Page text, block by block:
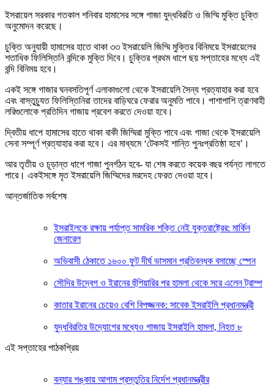
ইসরায়েল সরকার গতকাল শনিবার হামাসের সঙ্গে গাজা যুদ্ধবিরতি ও জিম্মি মুক্তি চুক্তি
অনুমোদন করেছে।
চুক্তি অনুযায়ী হামাসের হাতে থাকা ৩৩ ইসরায়েলি জিম্মি মুক্তির বিনিময়ে ইসরায়েলের
শতাধিক ফিলিস্তিনি বন্দিকে মুক্তি দিবে। চুক্তির প্রথম ধাপে ছয় সপ্তাহের মধ্যে এই
বন্দি বিনিময় হবে।
একই সঙ্গে গাজার ঘনবসতিপূর্ণ এলাকাগুলো থেকে ইসরায়েলি সৈন্য প্রত্যাহার করা হবে
এবং বাস্তুচ্যুত ফিলিস্তিনিরা তাদের বাড়িঘরে ফেরার অনুমতি পাবে। পাশাপাশি ত্রাণবাহী
লরিগুলোকে প্রতিদিন গাজায় প্রবেশ করতে দেওয়া হবে।
দ্বিতীয় ধাপে হামাসের হাতে থাকা বাকী জিম্মিরা মুক্তি পাবে এবং গাজা থেকে ইসরায়েলি
সেনা সম্পূর্ণ প্রত্যাহার করা হবে। এর মাধ্যমে ‘টেকসই শান্তি পুনঃপ্রতিষ্ঠা হবে’।
আর তৃতীয় ও চূড়ান্ত ধাপে গাজা পুনর্গঠন হবে- যা শেষ করতে কয়েক বছর পর্যন্ত লাগতে
পারে। একইসঙ্গে মৃত ইসরায়েলি জিম্মিদের মরদেহ ফেরত দেওয়া হবে।
আন্তর্জাতিক সর্বশেষ
ইসরাইলকে রক্ষায় পর্যাপ্ত সামরিক শক্তি নেই যুক্তরাষ্ট্রের: মার্কিন
জেনারেল
অভিবাসী ঠেকাতে ১৬০০ ফুট দীর্ঘ ভাসমান প্রতিবন্ধক বসাচ্ছে স্পেন
সৌদির উদ্বেগ ও ইরানের হুঁশিয়ারির পর হামলা থেকে সরে এলেন ট্রাম্প
কাতার ইরানের চেয়েও বেশি বিপজ্জনক: সাবেক ইসরাইলি প্রধানমন্ত্রী
যুদ্ধবিরতির উদ্যোগের মধ্যেও গাজায় ইসরাইলি হামলা, নিহত ৮
এই সপ্তাহের পাঠকপ্রিয়
বন্যার শঙ্কায় আগাম প্রস্তুতির নির্দেশ প্রধানমন্ত্রীর